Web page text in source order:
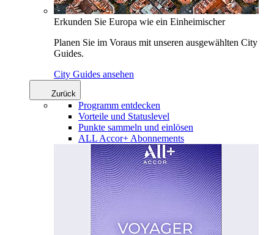
Erkunden Sie Europa wie ein Einheimischer
Planen Sie im Voraus mit unseren ausgewählten City
Guides.
City Guides ansehen
Zurück
Programm entdecken
Vorteile und Statuslevel
Punkte sammeln und einlösen
ALL Accor+ Abonnements